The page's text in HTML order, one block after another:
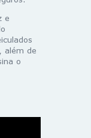
e
além de
o